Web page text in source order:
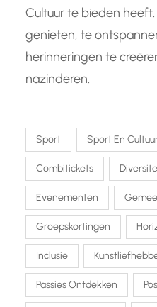
Cultuur te bieden
genieten, te
herinneringen te
nazinderen.
Sport Sport En
Combitickets
Evenementen
Groepskortingen
Inclusie
Passies Ontdekken